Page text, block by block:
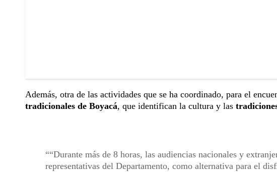
Además, otra de las actividades que se ha coordinado, para el
tradicionales de Boyacá, que identifican la cultura y las
“Durante más de 8 horas, las audiencias nacionales y
representativas del Departamento, como alternativa para el